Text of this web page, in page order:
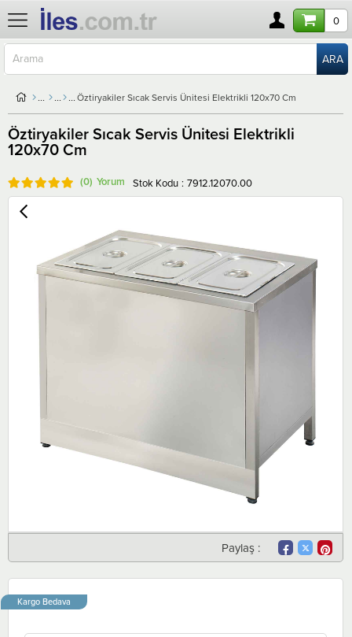
0
Öztiryakiler Sıcak Servis Ünitesi Elektrikli 120x70 Cm
Öztiryakiler Sıcak Servis Ünitesi Elektrikli
120x70 Cm
(0) Stok Kodu 7912.12070.00
Paylaş :
Kargo Bedava